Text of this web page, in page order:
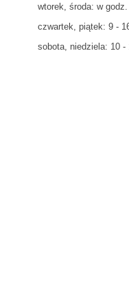
wtorek, środa: w
czwartek, piątek: 9 -
sobota, niedziela: 10 -